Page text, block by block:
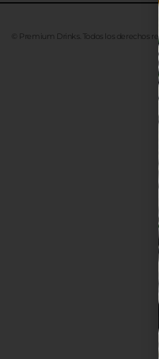
© Premium Drinks. Todos los derechos